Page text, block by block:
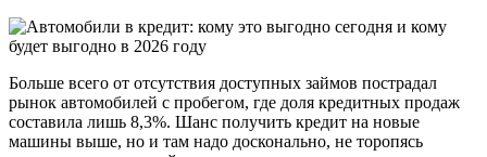
Больше всего от отсутствия доступных займов пострадал
рынок автомобилей с пробегом, где доля кредитных продаж
составила лишь 8,3%. Шанс получить кредит на новые
машины выше, но и там надо досконально, не торопясь